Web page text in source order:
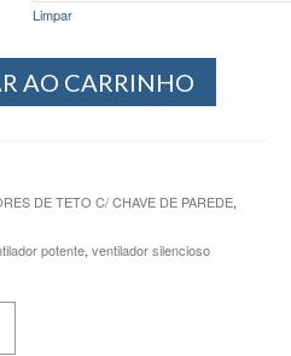
Limpar
AO CARRINHO
DE TETO C/ CHAVE DE PAREDE,
potente, ventilador silencioso